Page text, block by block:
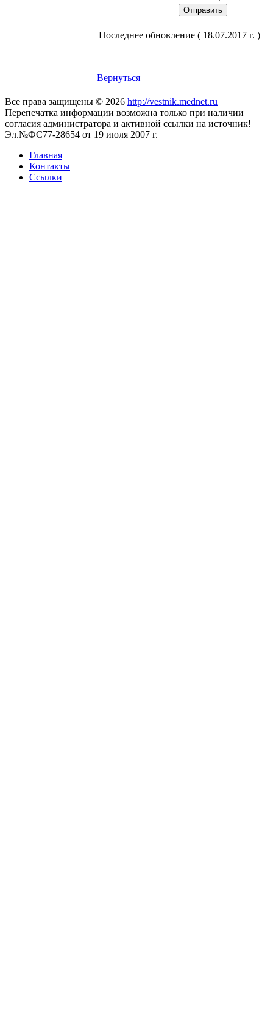
Последнее обновление ( 18.07.2017 г. )
Вернуться
Все права защищены © 2026 http://vestnik.mednet.ru
Перепечатка информации возможна только при наличии
согласия администратора и активной ссылки на источник!
Эл.№ФС77-28654 от 19 июля 2007 г.
Главная
Контакты
Ссылки